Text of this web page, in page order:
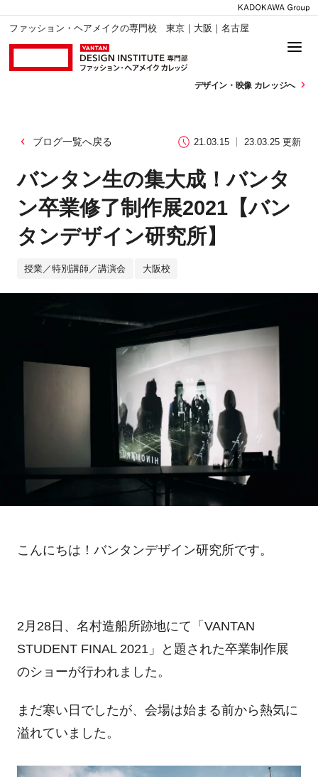
ファッション・ヘアメイクの専門校 東京｜大阪｜名古屋
デザイン・ 映像 カレッジへ
ブログ一覧へ戻る 21.03.15 23.03.25 更新
バンタン生の集大成！バンタ
ン卒業修了制作展2021【バン
タンデザイン研究所】
授業／特別講師／講演会 大阪校
こんにちは！バンタンデザイン研究所です。
2月28日、名村造船所跡地にて「VANTAN
STUDENT FINAL 2021」と題された卒業制作展
のショーが行われました。
まだ寒い日でしたが、会場は始まる前から熱気に
溢れていました。